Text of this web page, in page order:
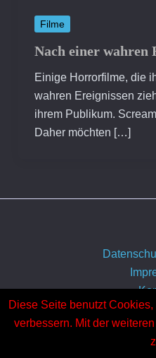
Filme
Nach einer wahren
Einige Horrorfilme, die
wahren Ereignissen
ihrem Publikum.
Daher möchten […]
Diese Seite benutzt
verbessern. Mit der